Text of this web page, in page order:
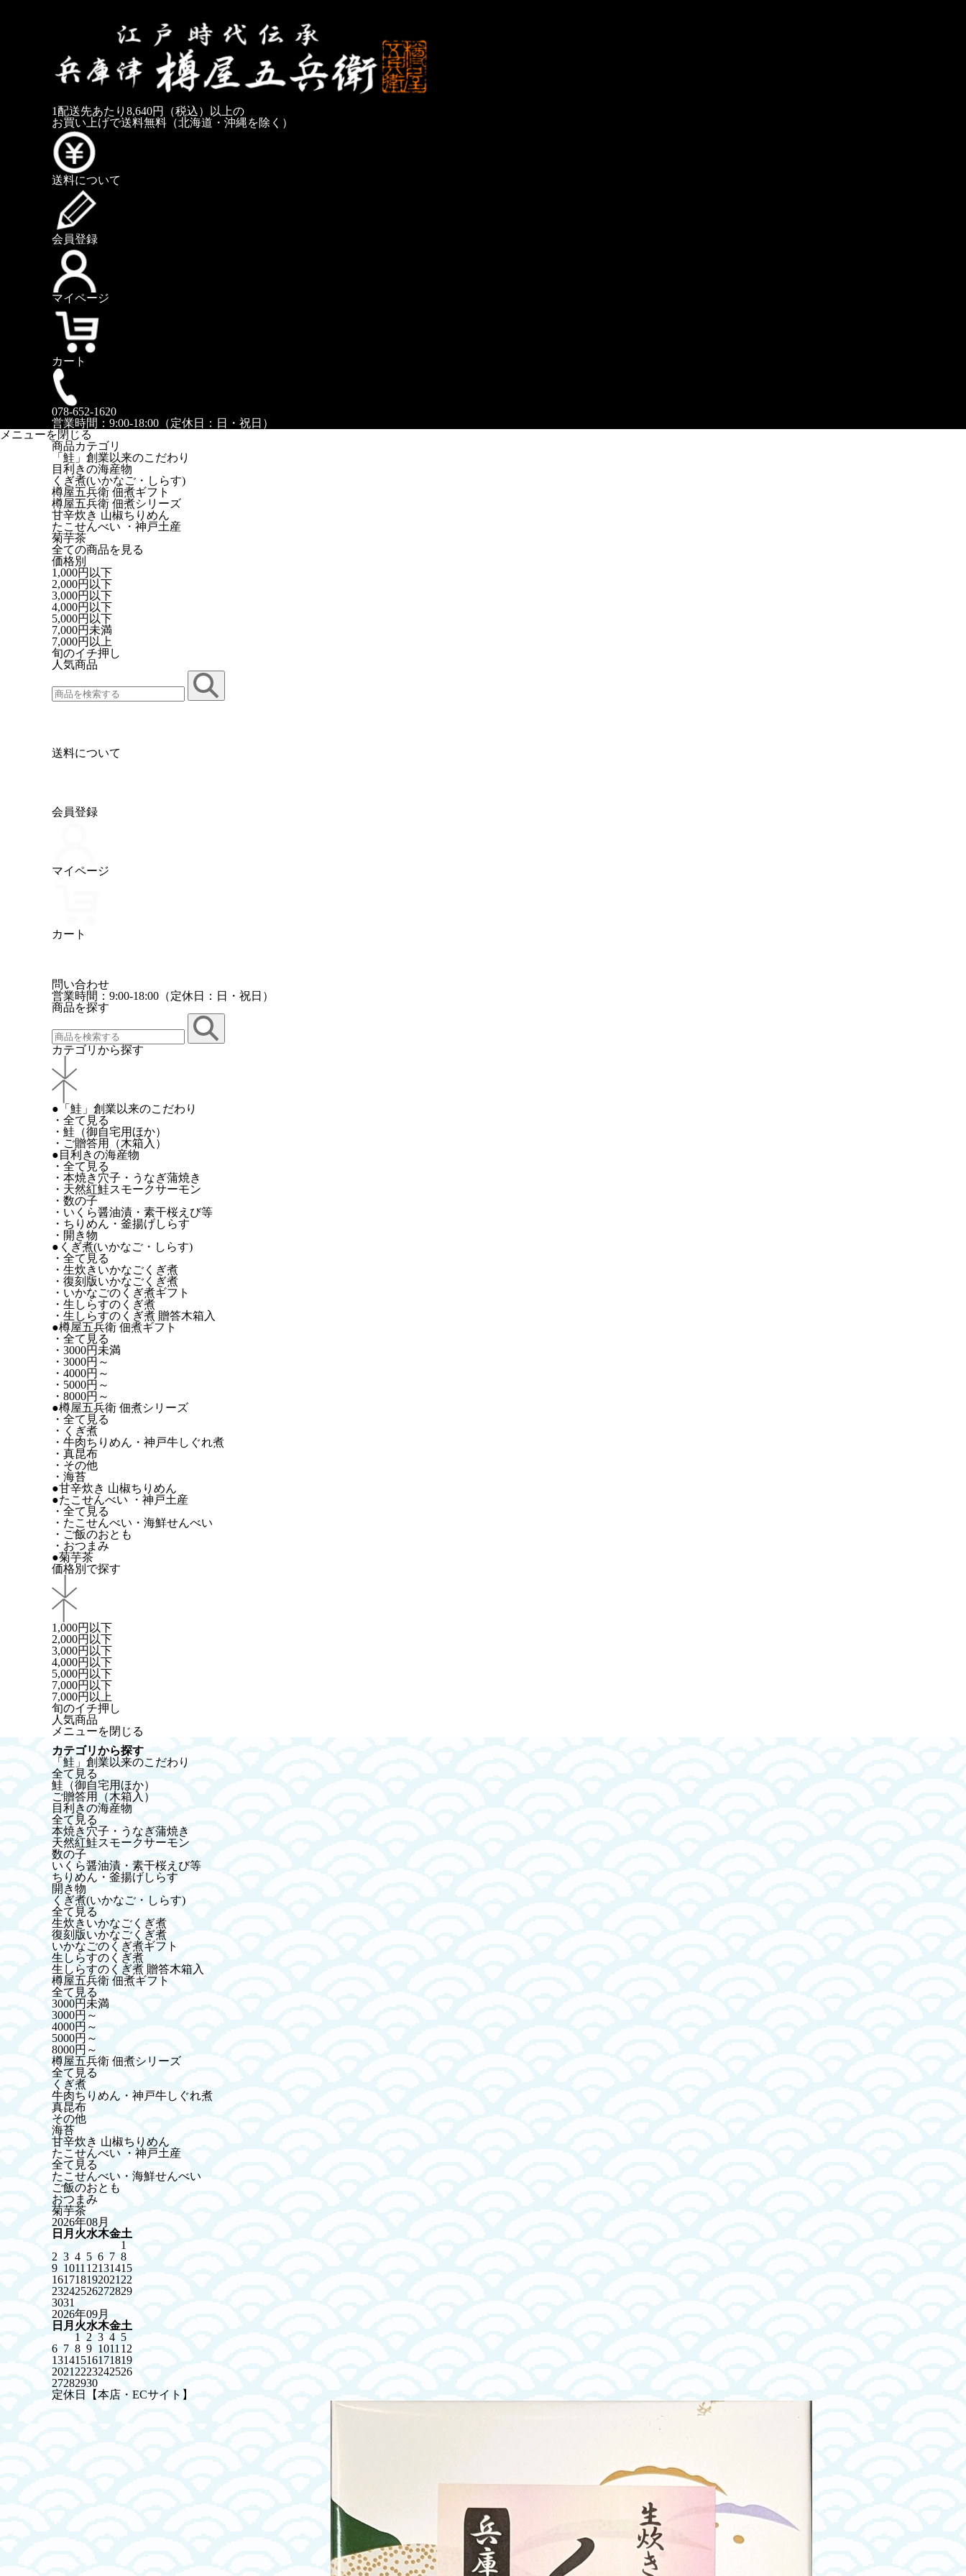
1配送先あたり8,640円（税込）以上の
お買い上げで送料無料 （北海道・沖縄を除く）
送料について
会員登録
マイページ
カート
078-652-1620
営業時間：9:00-18:00（定休日：日・祝日）
メニューを閉じる
商品カテゴリ
「鮭」創業以来のこだわり
目利きの海産物
くぎ煮(いかなご・しらす)
樽屋五兵衛 佃煮ギフト
樽屋五兵衛 佃煮シリーズ
甘辛炊き 山椒ちりめん
たこせんべい ・神戸土産
菊芋茶
全ての商品を見る
価格別
1,000円以下
2,000円以下
3,000円以下
4,000円以下
5,000円以下
7,000円未満
7,000円以上
旬のイチ押し
人気商品
送料について
会員登録
マイページ
カート
問い合わせ
営業時間：9:00-18:00（定休日：日・祝日）
商品を探す
カテゴリから探す
●「鮭」創業以来のこだわり
・全て見る
・鮭（御自宅用ほか）
・ご贈答用（木箱入）
●目利きの海産物
・全て見る
・本焼き穴子・うなぎ蒲焼き
・天然紅鮭スモークサーモン
・数の子
・いくら醤油漬・素干桜えび等
・ちりめん・釜揚げしらす
・開き物
●くぎ煮(いかなご・しらす)
・全て見る
・生炊きいかなごくぎ煮
・復刻版いかなごくぎ煮
・いかなごのくぎ煮ギフト
・生しらすのくぎ煮
・生しらすのくぎ煮 贈答木箱入
●樽屋五兵衛 佃煮ギフト
・全て見る
・3000円未満
・3000円～
・4000円～
・5000円～
・8000円～
●樽屋五兵衛 佃煮シリーズ
・全て見る
・くぎ煮
・牛肉ちりめん・神戸牛しぐれ煮
・真昆布
・その他
・海苔
●甘辛炊き 山椒ちりめん
●たこせんべい ・神戸土産
・全て見る
・たこせんべい・海鮮せんべい
・ご飯のおとも
・おつまみ
●菊芋茶
価格別で探す
1,000円以下
2,000円以下
3,000円以下
4,000円以下
5,000円以下
7,000円以下
7,000円以上
旬のイチ押し
人気商品
メニューを閉じる
HOMEくぎ煮(いかなご・しらす)
カテゴリから探す
「鮭」創業以来のこだわり
全て見る
鮭（御自宅用ほか）
ご贈答用（木箱入）
目利きの海産物
全て見る
本焼き穴子・うなぎ蒲焼き
天然紅鮭スモークサーモン
数の子
いくら醤油漬・素干桜えび等
ちりめん・釜揚げしらす
開き物
くぎ煮(いかなご・しらす)
全て見る
生炊きいかなごくぎ煮
復刻版いかなごくぎ煮
いかなごのくぎ煮ギフト
生しらすのくぎ煮
生しらすのくぎ煮 贈答木箱入
樽屋五兵衛 佃煮ギフト
全て見る
3000円未満
3000円～
4000円～
5000円～
8000円～
樽屋五兵衛 佃煮シリーズ
全て見る
くぎ煮
牛肉ちりめん・神戸牛しぐれ煮
真昆布
その他
海苔
甘辛炊き 山椒ちりめん
たこせんべい ・神戸土産
全て見る
たこせんべい・海鮮せんべい
ご飯のおとも
おつまみ
菊芋茶
2026年08月
日 月 火水木金土
1
2 3 4 5 6 7 8
9 1011 12131415
161718192021 22
23242526272829
3031
2026年09月
日 月 火水木金土
1
2 3 4 5
6 7 8 9 1011 12
13141516171819
2021 2223242526
27282930
定休日【本店・ECサイト】